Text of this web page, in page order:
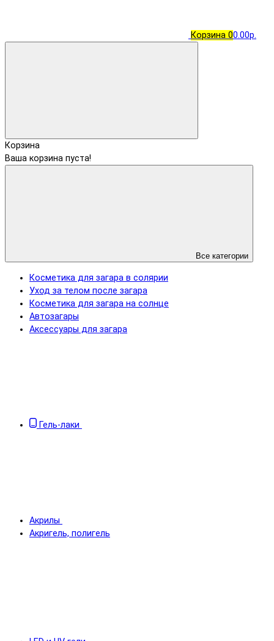
Корзина 00.00р.
Корзина
Ваша корзина пуста!
Все категории
Косметика для загара в солярии
Уход за телом после загара
Косметика для загара на солнце
Автозагары
Аксессуары для загара
Гель-лаки
Акрилы
Акригель, полигель